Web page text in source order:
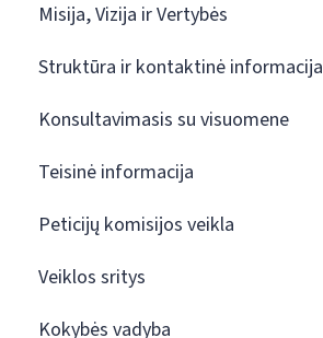
Misija, Vizija ir Vertybės
Struktūra ir kontaktinė informacija
Konsultavimasis su visuomene
Teisinė informacija
Peticijų komisijos veikla
Veiklos sritys
Kokybės vadyba